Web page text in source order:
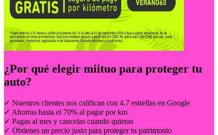
¿Por qué elegir miituo para proteger tu
auto?
✓ Nuestros clientes nos califican con 4.7 estrellas en Google
✓ Ahorras hasta el 70% al pagar por km
✓ Pagas al mes y cancelas cuando quieras
✓ Obtienes un precio justo para proteger tu patrimonio